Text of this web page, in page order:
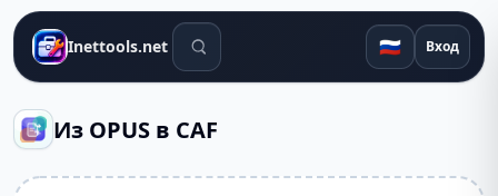
Inettools.net Поиск инструментов 🇷🇺 Вход
Из OPUS в CAF